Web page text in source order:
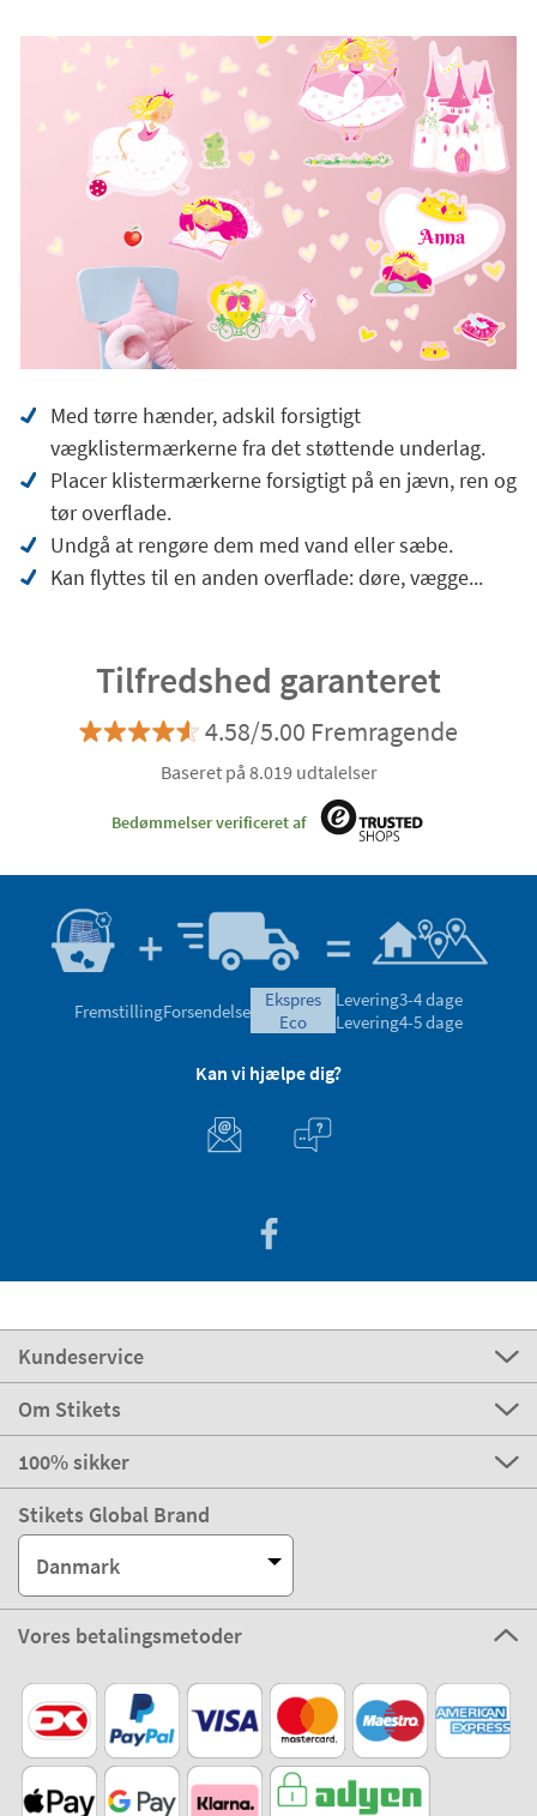
Med tørre hænder, adskil forsigtigt
vægklistermærkerne fra det støttende underlag.
Placer klistermærkerne forsigtigt på en jævn, ren og
tør overflade.
Undgå at rengøre dem med vand eller sæbe.
Kan flyttes til en anden overflade: døre, vægge...
Tilfredshed garanteret
4.58/5.00 Fremragende
Baseret på 8.019 udtalelser
Bedømmelser verificeret af
FremstillingForsendelse
ekspres
eco
Levering3-4 dage
Levering4-5 dage
Kan vi hjælpe dig?
Kundeservice
Om Stikets
100% sikker
Stikets Global Brand
Danmark
Vores betalingsmetoder